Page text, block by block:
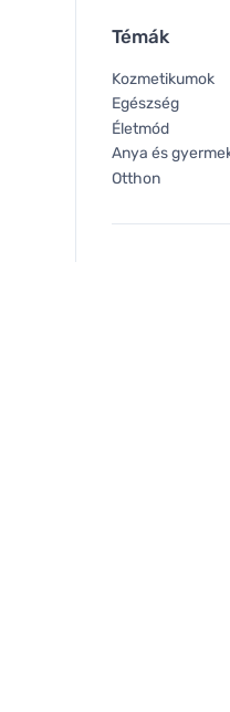
Témák
Kozmetikumok
Egészség
Életmód
Anya és
Otthon